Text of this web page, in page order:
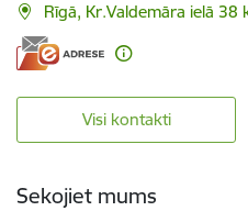
Rīgā, Kr.Valdemāra ielā 38
Visi kontakti
Sekojiet mums